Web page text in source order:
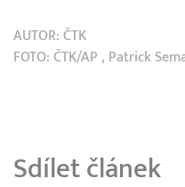
AUTOR: ČTK
FOTO: ČTK/AP , Patrick
Sdílet článek